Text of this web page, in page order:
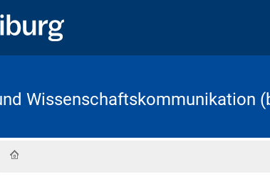
Wissenschaftskommunikation